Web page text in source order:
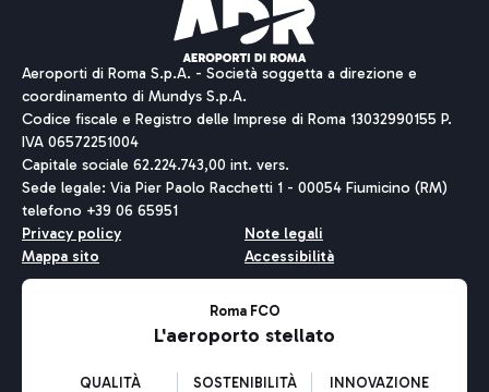
Aeroporti di Roma S.p.A. - Società soggetta a direzione e
coordinamento di Mundys S.p.A.
Codice fiscale e Registro delle Imprese di Roma 13032990155 P.
IVA 06572251004
Capitale sociale 62.224.743,00 int. vers.
Sede legale: Via Pier Paolo Racchetti 1 - 00054 Fiumicino (RM)
telefono +39 06 65951
Privacy policy
Note legali
Mappa sito
Accessibilità
Roma FCO
L'aeroporto stellato
QUALITÀ SOSTENIBILITÀ INNOVAZIONE